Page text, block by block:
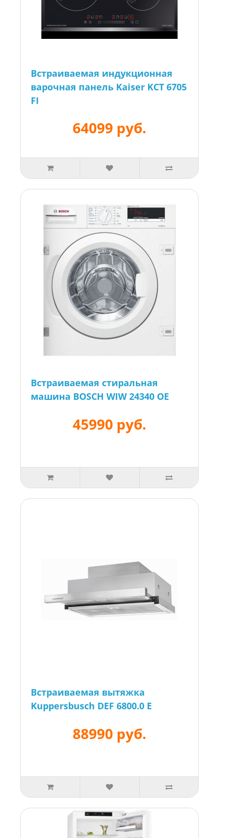
Встраиваемая индукционная
варочная панель Kaiser KCT 6705
FI
64099 руб.
Встраиваемая стиральная
машина BOSCH WIW 24340 OE
45990 руб.
Встраиваемая вытяжка
Kuppersbusch DEF 6800.0 E
88990 руб.